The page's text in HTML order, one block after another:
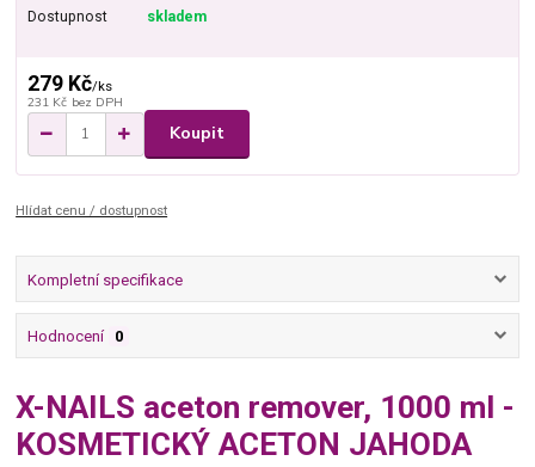
Dostupnost skladem
279 Kč/ks
231 Kč bez DPH
Koupit
Hlídat cenu / dostupnost
Kompletní specifikace
Hodnocení 0
X-NAILS aceton remover, 1000 ml -
KOSMETICKÝ ACETON JAHODA